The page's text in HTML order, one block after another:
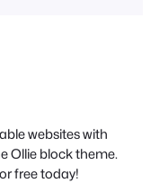
websites with
Ollie block theme.
free today!